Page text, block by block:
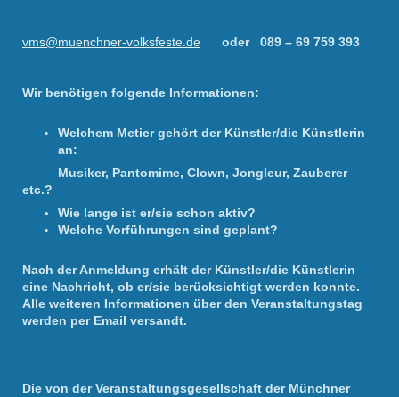
vms@muenchner-volksfeste.de oder 089 – 69 759 393
Wir benötigen folgende Informationen:
Welchem Metier gehört der Künstler/die Künstlerin
an:
Musiker, Pantomime, Clown, Jongleur, Zauberer
etc.?
Wie lange ist er/sie schon aktiv?
Welche Vorführungen sind geplant?
Nach der Anmeldung erhält der Künstler/die Künstlerin
eine Nachricht, ob er/sie berücksichtigt werden konnte.
Alle weiteren Informationen über den Veranstaltungstag
werden per Email versandt.
Die von der Veranstaltungsgesellschaft der Münchner